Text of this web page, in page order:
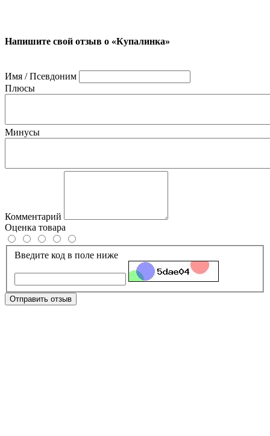
Напишите свой отзыв о «Купалинка»
Имя / Псевдоним
Плюсы
Минусы
Комментарий
Оценка товара
Введите код в поле ниже
Отправить отзыв